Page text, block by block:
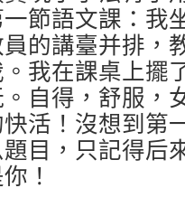
節語文課：我
的講臺并排，
我在課桌上擺
自得，舒服，
活！沒想到第
目，只記得后
！